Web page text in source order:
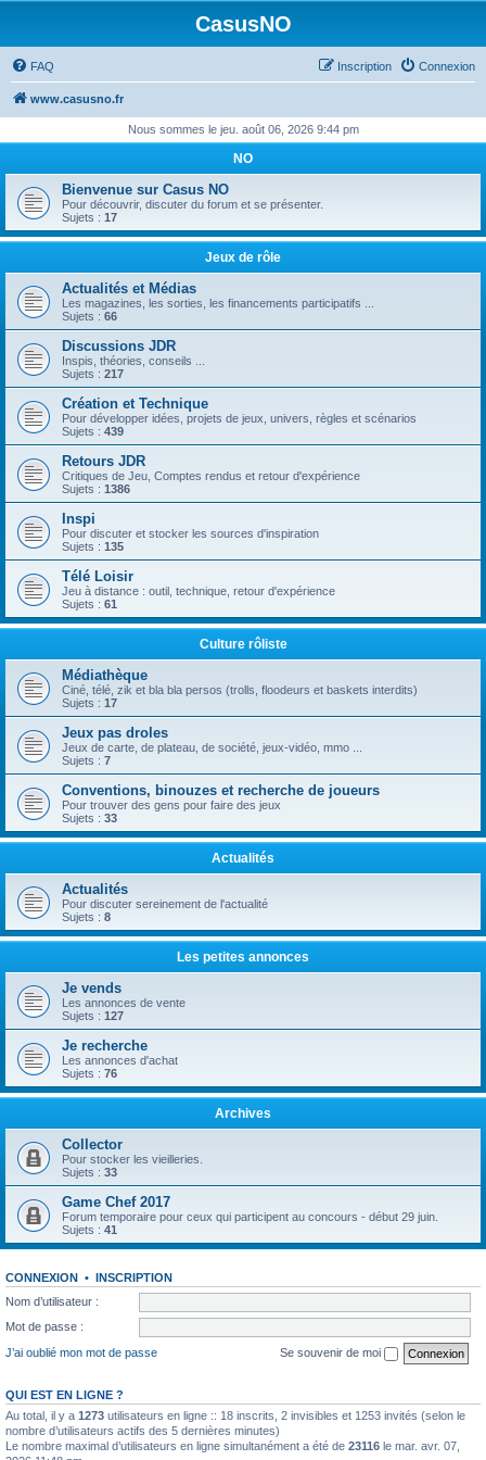
CasusNO
FAQ Connexion
Inscription
www.casusno.fr
Nous sommes le jeu. août 06, 2026 9:44 pm
NO
Bienvenue sur Casus NO
Pour découvrir, discuter du forum et se présenter.
Sujets : 17
Jeux de rôle
Actualités et Médias
Les magazines, les sorties, les financements participatifs ...
Sujets : 66
Discussions JDR
Inspis, théories, conseils ...
Sujets : 217
Création et Technique
Pour développer idées, projets de jeux, univers, règles et scénarios
Sujets : 439
Retours JDR
Critiques de Jeu, Comptes rendus et retour d'expérience
Sujets : 1386
Inspi
Pour discuter et stocker les sources d'inspiration
Sujets : 135
Télé Loisir
Jeu à distance : outil, technique, retour d'expérience
Sujets : 61
Culture rôliste
Médiathèque
Ciné, télé, zik et bla bla persos (trolls, floodeurs et baskets interdits)
Sujets : 17
Jeux pas droles
Jeux de carte, de plateau, de société, jeux-vidéo, mmo ...
Sujets : 7
Conventions, binouzes et recherche de joueurs
Pour trouver des gens pour faire des jeux
Sujets : 33
Actualités
Actualités
Pour discuter sereinement de l'actualité
Sujets : 8
Les petites annonces
Je vends
Les annonces de vente
Sujets : 127
Je recherche
Les annonces d'achat
Sujets : 76
Archives
Collector
Pour stocker les vieilleries.
Sujets : 33
Game Chef 2017
Forum temporaire pour ceux qui participent au concours - début 29 juin.
Sujets : 41
CONNEXION • INSCRIPTION
Nom d’utilisateur :
Mot de passe :
J’ai oublié mon mot de passe
Se souvenir de moi
QUI EST EN LIGNE ?
Au total, il y a 1273 utilisateurs en ligne :: 18 inscrits, 2 invisibles et 1253 invités (selon le
nombre d’utilisateurs actifs des 5 dernières minutes)
Le nombre maximal d’utilisateurs en ligne simultanément a été de 23116 le mar. avr. 07,